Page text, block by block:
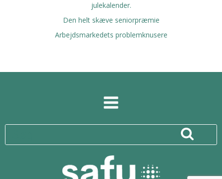
julekalender.
Den helt skæve seniorpræmie
Arbejdsmarkedets problemknusere